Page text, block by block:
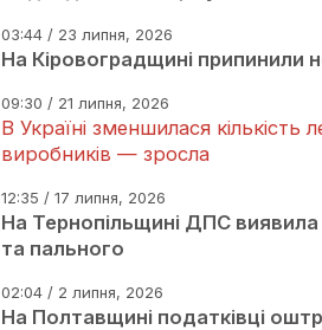
03:44 / 23 липня, 2026
На Кіровоградщині припинили
09:30 / 21 липня, 2026
В Україні зменшилася
виробників — зросла
12:35 / 17 липня, 2026
На Тернопільщині ДПС
та пального
02:04 / 2 липня, 2026
На Полтавщині податківці